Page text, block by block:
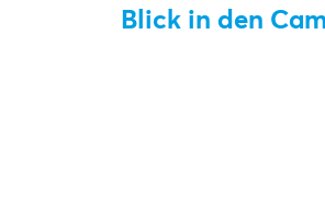
Blick in den